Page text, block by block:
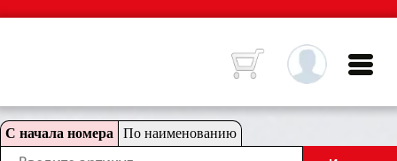
С начала номера По наименованию